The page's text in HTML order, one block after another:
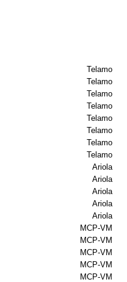
Telamo
Telamo
Telamo
Telamo
Telamo
Telamo
Telamo
Telamo
Ariola
Ariola
Ariola
Ariola
Ariola
MCP-VM
MCP-VM
MCP-VM
MCP-VM
MCP-VM